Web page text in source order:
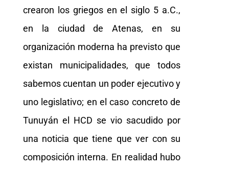
crearon los griegos en el siglo 5 a.C.,
en la ciudad de Atenas, en su
organización moderna ha previsto que
existan municipalidades, que todos
sabemos cuentan un poder ejecutivo y
uno legislativo; en el caso concreto de
Tunuyán el HCD se vio sacudido por
una noticia que tiene que ver con su
composición interna. En realidad hubo